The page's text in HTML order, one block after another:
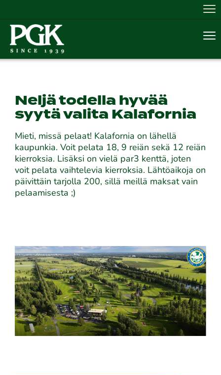
Neljä todella hyvää
syytä valita Kalafornia
Mieti, missä pelaat! Kalafornia on lähellä
kaupunkia. Voit pelata 18, 9 reiän sekä 12 reiän
kierroksia. Lisäksi on vielä par3 kenttä, joten
voit pelata vaihtelevia kierroksia. Lähtöaikoja on
päivittäin tarjolla 200, sillä meillä maksat vain
pelaamisesta ;)